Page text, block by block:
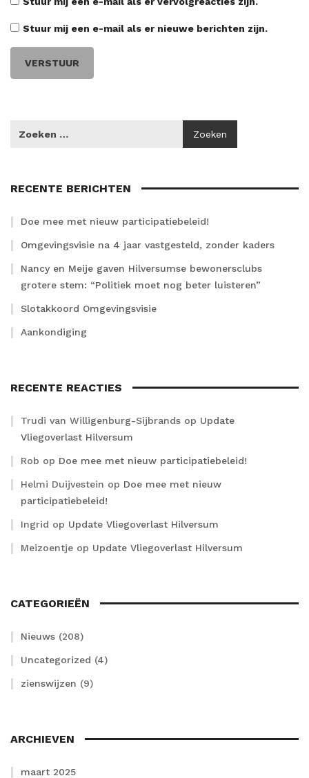
Stuur mij een e-mail als er nieuwe berichten zijn.
RECENTE BERICHTEN
Doe mee met nieuw participatiebeleid!
Omgevingsvisie na 4 jaar vastgesteld, zonder kaders
Nancy en Meije gaven Hilversumse bewonersclubs
grotere stem: “Politiek moet nog beter luisteren”
Slotakkoord Omgevingsvisie
Aankondiging
RECENTE REACTIES
Trudi van Willigenburg-Sijbrands op Update
Vliegoverlast Hilversum
Rob op Doe mee met nieuw participatiebeleid!
Helmi Duijvestein op Doe mee met nieuw
participatiebeleid!
Ingrid op Update Vliegoverlast Hilversum
Meizoentje op Update Vliegoverlast Hilversum
CATEGORIEËN
Nieuws (208)
Uncategorized (4)
zienswijzen (9)
ARCHIEVEN
maart 2025